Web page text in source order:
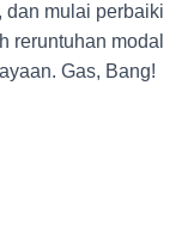
dan mulai perbaiki
reruntuhan modal
Gas, Bang!